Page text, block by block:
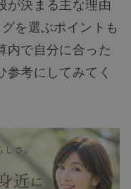
が決まる主な理由
を選ぶポイントも
内で自分に合った
参考にしてみてく